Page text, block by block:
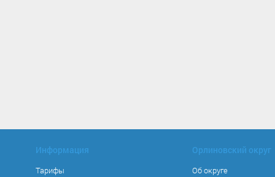
Информация
Тарифы
Орлиновский округ
Об округе